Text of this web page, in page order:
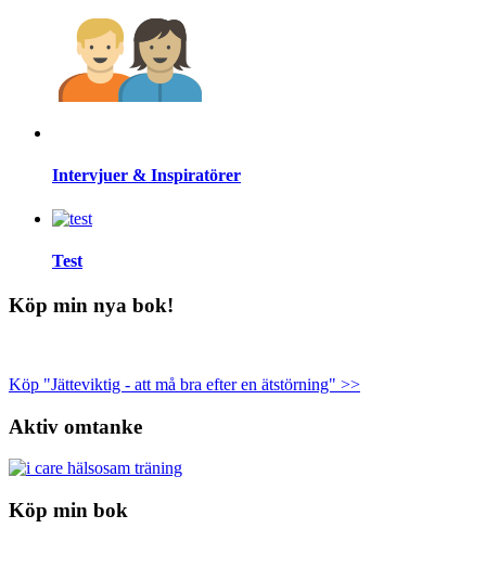
Intervjuer & Inspiratörer
Test
Köp min nya bok!
Köp "Jätteviktig - att må bra efter en ätstörning" >>
Aktiv omtanke
Köp min bok